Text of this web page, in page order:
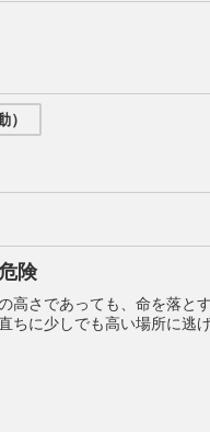
）
険
高さであっても、命を落と
ちに少しでも高い場所に逃げ